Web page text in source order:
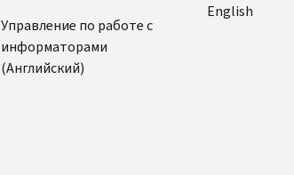
Управление по работе с
информаторами
(Английский)
English